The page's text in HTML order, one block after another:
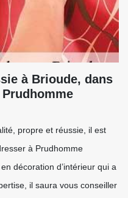
à Brioude, dans
propre et réussie, il est
à Prudhomme
décoration d’intérieur qui a
il saura vous conseiller